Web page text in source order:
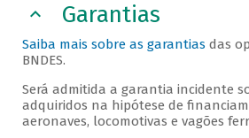
Garantias
Saiba mais sobre as garantias das
BNDES.
Será admitida a garantia incidente
adquiridos na hipótese de
aeronaves, locomotivas e vagões